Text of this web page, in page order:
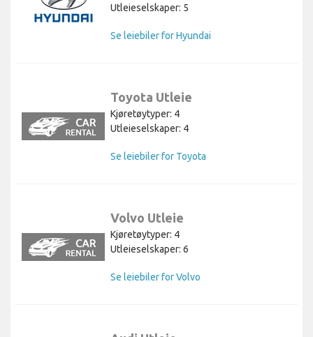
Utleieselskaper: 5
Se leiebiler for Hyundai
Toyota Utleie
Kjøretøytyper: 4
Utleieselskaper: 4
Se leiebiler for Toyota
Volvo Utleie
Kjøretøytyper: 4
Utleieselskaper: 6
Se leiebiler for Volvo